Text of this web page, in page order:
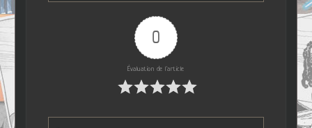
0
Évaluation de l'article